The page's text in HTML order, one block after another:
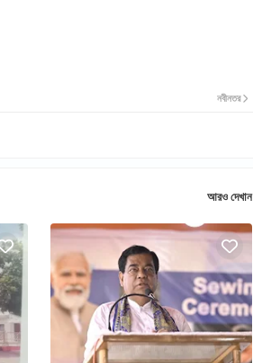
নবীনতর
আরও দেখান